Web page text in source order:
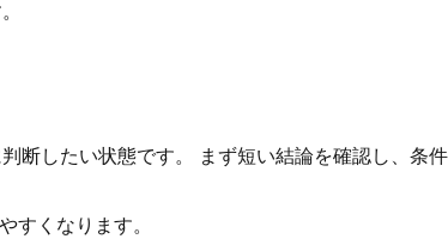
断したい状態です。 まず短い結論を確認し、条
すくなります。